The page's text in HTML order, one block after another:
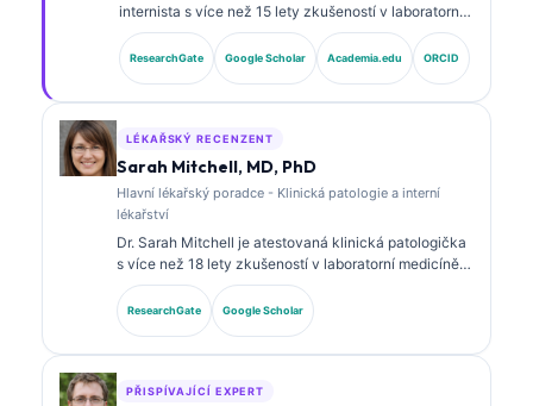
internista s více než 15 lety zkušeností v laboratorní
medicíně a analýze klinických dat s podporou AI.
Jako Chief Medical Officer ve společnosti Kantesti AI
zajišťuje klinický dohled nad medicínskou přesností
laboratorní diagnostice.
ResearchGate Google Scholar Academia.edu ORCID
LÉKAŘSKÝ RECENZENT
Sarah Mitchell, MD, PhD
Hlavní lékařský poradce - Klinická patologie a interní
lékařství
Dr. Sarah Mitchell je atestovaná klinická patologička
s více než 18 lety zkušeností v laboratorní medicíně a
diagnostické analýze. Má specializované certifikace
v klinické chemii a rozsáhle publikovala o
panelových biomarkerech a laboratorní analýze v
ResearchGate Google Scholar
PŘISPÍVAJÍCÍ EXPERT